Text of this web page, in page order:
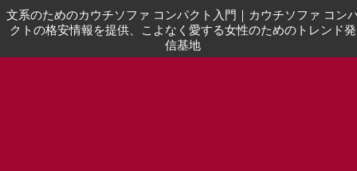
文系のためのカウチソファ コンパクト入門 ｜ カウチソファ コン
クトの格安情報を提供、こよなく愛する女性のためのトレンド発
信基地